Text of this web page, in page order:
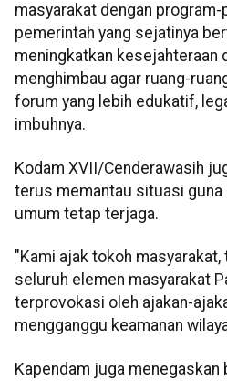
masyarakat dengan
pemerintah yang sejatinya
meningkatkan kesejahteraan
menghimbau agar ruang-
forum yang lebih edukatif,
imbuhnya.
Kodam XVII/Cenderawasih
terus memantau situasi
umum tetap terjaga.
"Kami ajak tokoh
seluruh elemen masyarakat
terprovokasi oleh ajakan-
mengganggu keamanan
Kapendam juga menegaskan